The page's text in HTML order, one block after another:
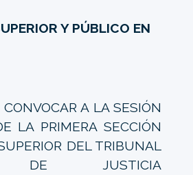
Y PÚBLICO EN
A LA SESIÓN
LA PRIMERA SECCIÓN
DEL TRIBUNAL
DE JUSTICIA